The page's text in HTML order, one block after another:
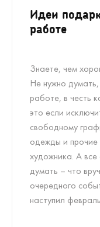
Идеи
работе
Знаете, чем
Не нужно
работе, в честь
это если
свободному
одежды и прочие
художника. А
думать – что
очередного
наступил